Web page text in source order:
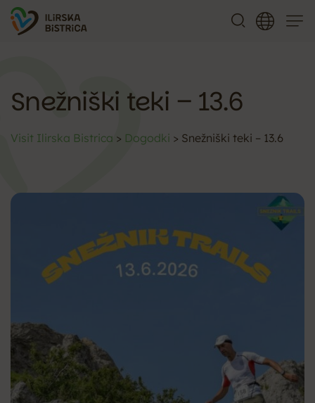
Snežniški teki – 13.6
Visit Ilirska Bistrica > Dogodki > Snežniški teki – 13.6